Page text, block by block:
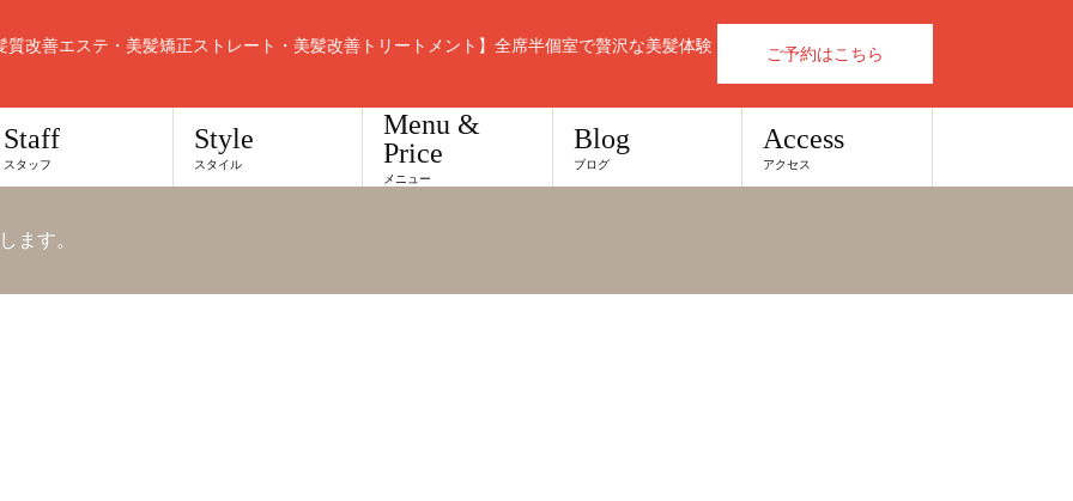
改善エステ・美髪矯正ストレート・美髪改善トリートメント】全席半個室で贅沢な美髪体験 ご予約はこちら
Staff
スタッフ
Style
スタイル
Menu &
Price
メニュー
Blog
ブログ
Access
アクセス
ます。